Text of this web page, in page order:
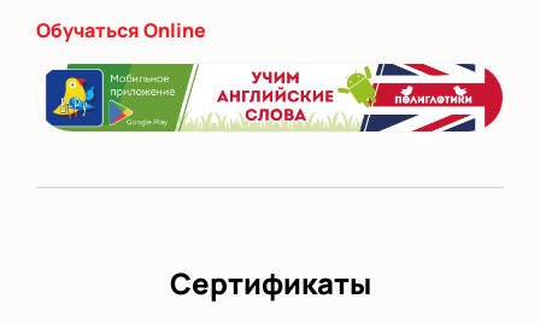
Обучаться Online
Сертификаты